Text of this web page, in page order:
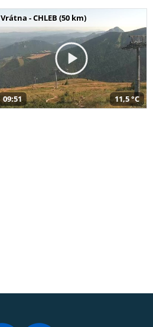
Vrátna - CHLEB (50 km)
09:51 11,5 °C